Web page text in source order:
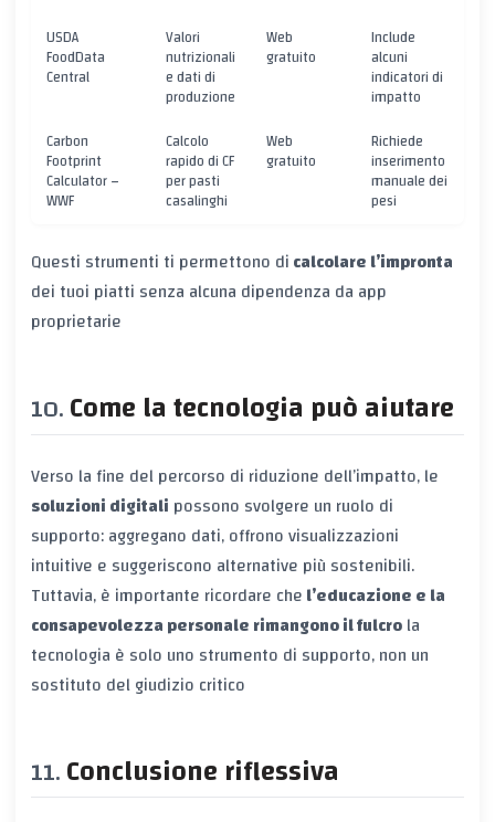
USDA
FoodData
Central
Valori
nutrizionali
e dati di
produzione
Web
gratuito
Include
alcuni
indicatori di
impatto
Carbon
Footprint
Calculator –
WWF
Calcolo
rapido di CF
per pasti
casalinghi
Web
gratuito
Richiede
inserimento
manuale dei
pesi
Questi strumenti ti permettono dicalcolare l’impronta
dei tuoi piatti senza alcuna dipendenza da app
proprietarie
Come la tecnologia può aiutare
Verso la fine del percorso di riduzione dell’impatto, le
soluzioni digitali possono svolgere un ruolo di
supporto: aggregano dati, offrono visualizzazioni
intuitive e suggeriscono alternative più sostenibili.
Tuttavia, è importante ricordare chel’educazione e la
consapevolezza personale rimangono il fulcrola
tecnologia è solo uno strumento di supporto, non un
sostituto del giudizio critico
Conclusione riflessiva